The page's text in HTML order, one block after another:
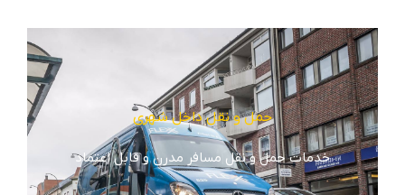
حمل و نقل داخل شهری
خدمات حمل و نقل مسافر مدرن و قابل اعتماد